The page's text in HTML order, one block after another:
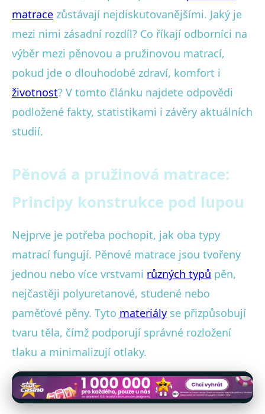
matrace zůstávají nejdiskutovanějšími. Jaký je
mezi nimi zásadní rozdíl? Co říkají odborníci na
výběr mezi pěnovou a pružinovou matrací,
pokud jde o dlouhodobé zdraví, komfort i
životnost? V tomto článku najdete odpovědi
podložené fakty, statistikami i závěry aktuálních
studií.
Pěnová a pružinová matrace:
Principy konstrukce pod lupou
Nejprve je potřeba pochopit, jak oba typy
matrací fungují. Pěnové matrace jsou tvořeny
jednou nebo více vrstvami různých typů pěn,
nejčastěji polyuretanové, studené nebo
paměťové pěny. Tyto materiály se přizpůsobují
tvaru těla, čímž podporují správné rozložení
tlaku a minimalizují otlaky.